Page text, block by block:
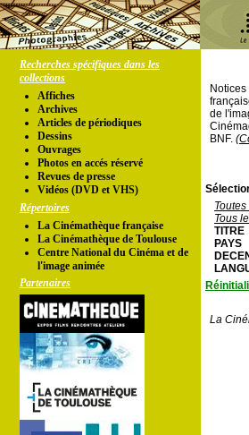
Recherches spécifiques dans les
collections
Affiches
Archives
Articles de périodiques
Dessins
Ouvrages
Photos en accés réservé
Revues de presse
Vidéos (DVD et VHS)
Répertoires
La Cinémathèque française
La Cinémathèque de Toulouse
Centre National du Cinéma et de
l'image animée
Partenaires
de
BNF.
Tous
TITRE
PAYS
La